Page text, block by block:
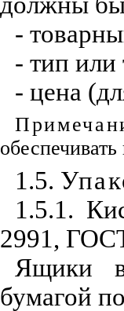
-
- тип или
- цена
1.5.
1.5.1.
2991,
Ящики
бумагой